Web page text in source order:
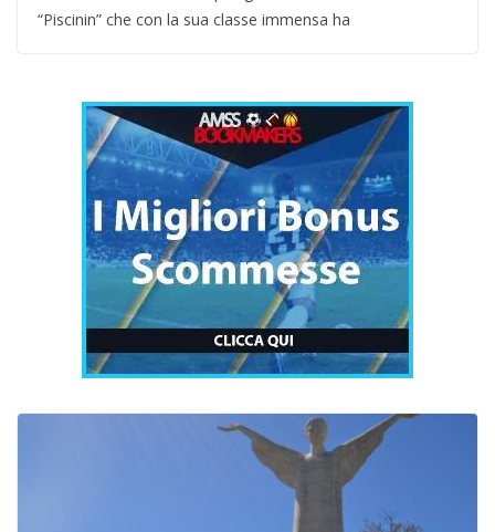
“Piscinin” che con la sua classe immensa ha